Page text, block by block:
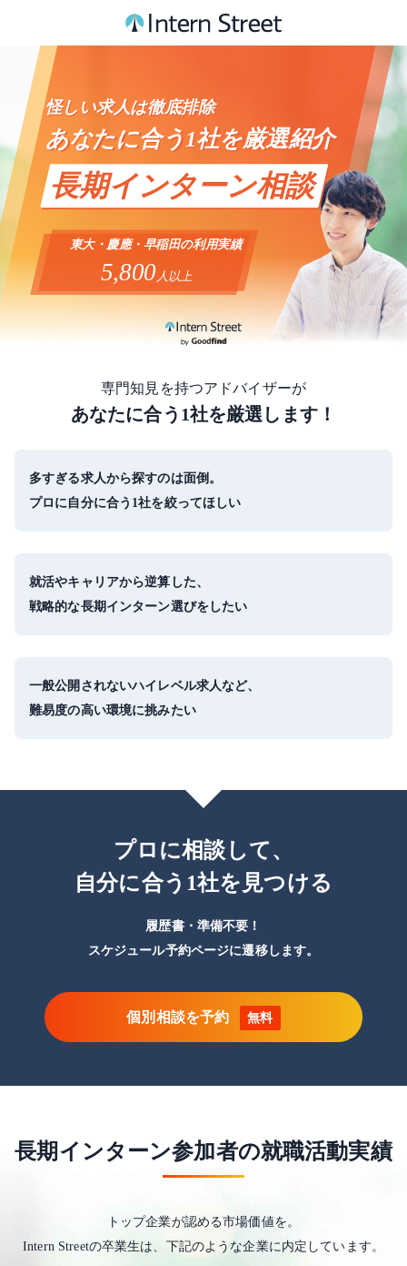
怪しい求人は徹底排除
あなたに合う1社を厳選紹介
長期インターン相談
東大・慶應・早稲田の利用実績
5,800 人以上
専門知見を持つアドバイザーが
あなたに合う1社を厳選します！
多すぎる求人から探すのは面倒。
プロに自分に合う1社を絞ってほしい
就活やキャリアから逆算した、
戦略的な長期インターン選びをしたい
一般公開されないハイレベル求人など、
難易度の高い環境に挑みたい
プロに相談して、
自分に合う1社を見つける
履歴書・準備不要！
スケジュール予約ページに遷移します。
個別相談を予約 無料
長期インターン参加者の就職活動実績
トップ企業が認める市場価値を。
Intern Streetの卒業生は、下記のような企業に内定しています。